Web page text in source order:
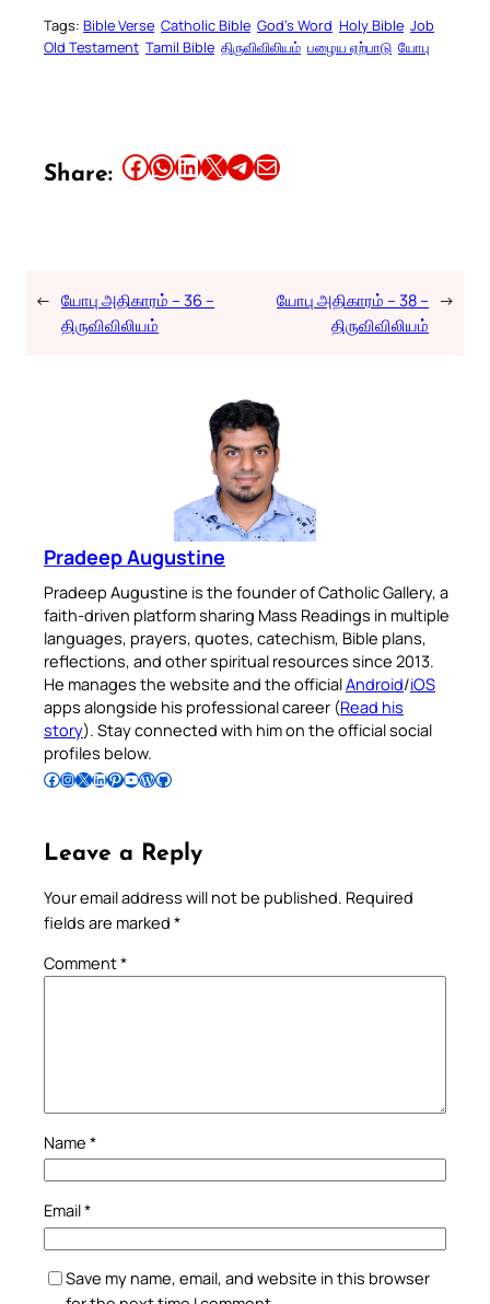
Tags: Bible Verse Catholic Bible God’s Word Holy Bible Job
Old Testament Tamil Bible திருவிவிலியம் பழைய ஏற்பாடு யோபு
Share: Share this article on Facebook Share this article on WhatsApp Share this article on LinkedIn Share this article on X Share this article on TelegramEmail this Article
← யோபு அதிகாரம் – 36 –
திருவிவிலியம்
யோபு அதிகாரம் – 38 –
திருவிவிலியம்
→
Pradeep Augustine
Pradeep Augustine is the founder of Catholic Gallery, a
faith-driven platform sharing Mass Readings in multiple
languages, prayers, quotes, catechism, Bible plans,
reflections, and other spiritual resources since 2013.
He manages the website and the officialAndroid/iOS
apps alongside his professional career (Read his
story). Stay connected with him on the official social
profiles below.
Follow Pradeep on Facebook Follow Pradeep on InstagramFollow Pradeep on X Follow Pradeep on LinkedIn Follow Pradeep on Pinterest Subscribe to Pradeep’s Youtube Channel Follow Pradeep on WordPress Follow Pradeep on GitHub
Leave a Reply
Your email address will not be published. Required
fields are marked *
Comment*
Name *
Email*
Save my name, email, and website in this browser